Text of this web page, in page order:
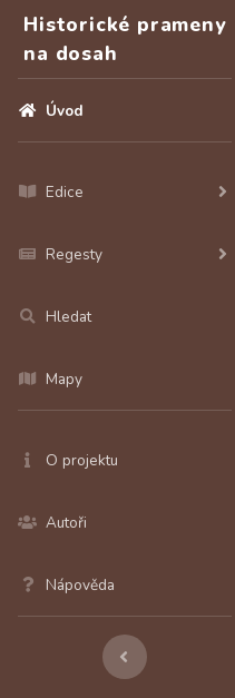
Historické prameny
na dosah
Úvod
Edice
Regesty
Hledat
Mapy
O projektu
Autoři
Nápověda